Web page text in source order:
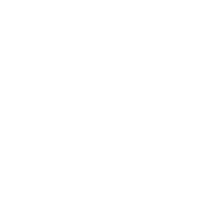
3 часа и
каша –